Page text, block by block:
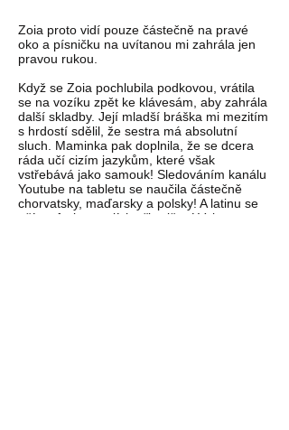
Zoia proto vidí pouze částečně na pravé
oko a písničku na uvítanou mi zahrála jen
pravou rukou.
Když se Zoia pochlubila podkovou, vrátila
se na vozíku zpět ke klávesám, aby zahrála
další skladby. Její mladší bráška mi mezitím
s hrdostí sdělil, že sestra má absolutní
sluch. Maminka pak doplnila, že se dcera
ráda učí cizím jazykům, které však
vstřebává jako samouk! Sledováním kanálu
Youtube na tabletu se naučila částečně
chorvatsky, maďarsky a polsky! A latinu se
učí na fyzioterapiích při cvičení Vojtovou